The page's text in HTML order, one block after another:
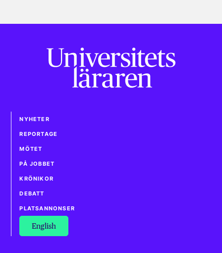
NYHETER
REPORTAGE
MÖTET
PÅ JOBBET
KRÖNIKOR
DEBATT
PLATSANNONSER
English